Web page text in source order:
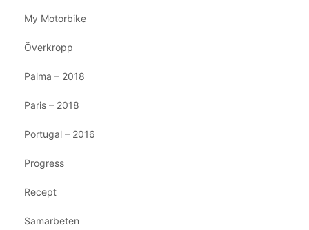
My Motorbike
Överkropp
Palma – 2018
Paris – 2018
Portugal – 2016
Progress
Recept
Samarbeten